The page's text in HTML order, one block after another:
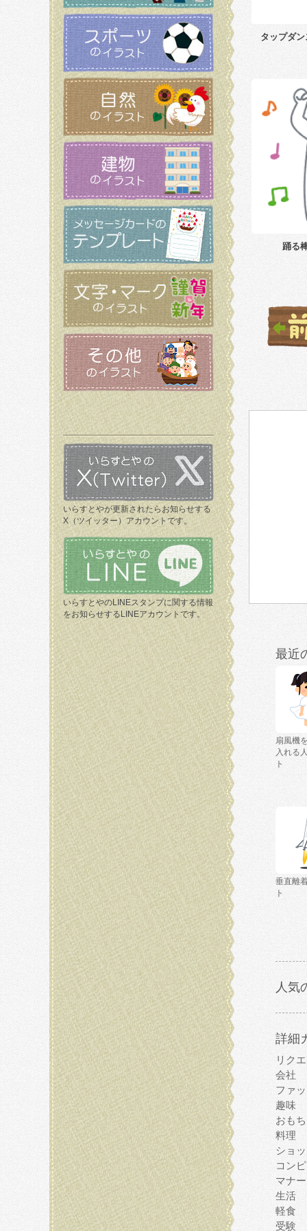
いらすとやが更新されたらお知らせする
X（ツイッター）アカウントです。
いらすとやのLINEスタンプに関する情報
をお知らせするLINEアカウントです。
タップダ
踊る
最近
扇風機
入れる
ト
垂直離
ト
人気
詳細
リク
会社
ファ
趣味
おも
料理
ショ
コン
マナー
生活
軽食
受験